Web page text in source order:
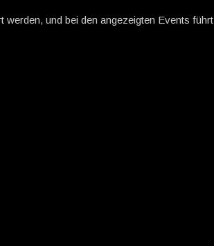
und bei den angezeigten Events führt